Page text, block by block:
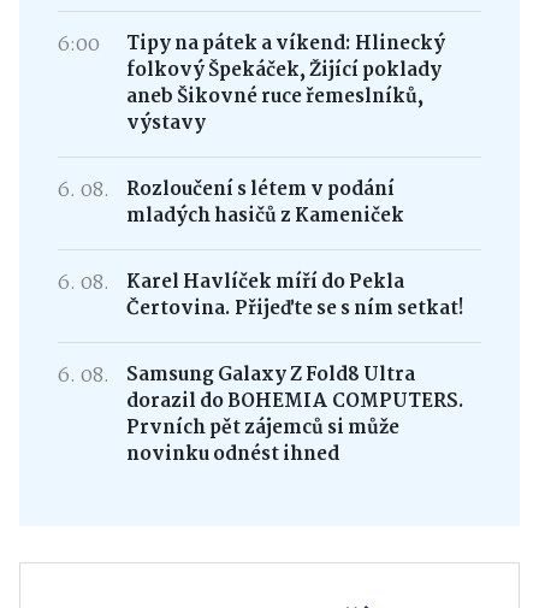
6:00
Tipy na pátek a víkend: Hlinecký
folkový Špekáček, Žijící poklady
aneb Šikovné ruce řemeslníků,
výstavy
6. 08.
Rozloučení s létem v podání
mladých hasičů z Kameniček
6. 08.
Karel Havlíček míří do Pekla
Čertovina. Přijeďte se s ním setkat!
6. 08.
Samsung Galaxy Z Fold8 Ultra
dorazil do BOHEMIA COMPUTERS.
Prvních pět zájemců si může
novinku odnést ihned